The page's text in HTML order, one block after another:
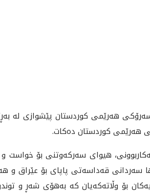
28 به‌ڕێز نێچيرڤان بارزانى، سه‌رۆكى هه‌رێمى كوردستان
هه‌رێمى كوردستان ده‌كات.
هيواى سه‌ركه‌وتنى بۆ
سه‌ردانى قه‌داسه‌تى پاپاى بۆ عێراق
بۆ وڵاته‌كه‌يان كه‌ به‌هۆى شه‌ڕ و